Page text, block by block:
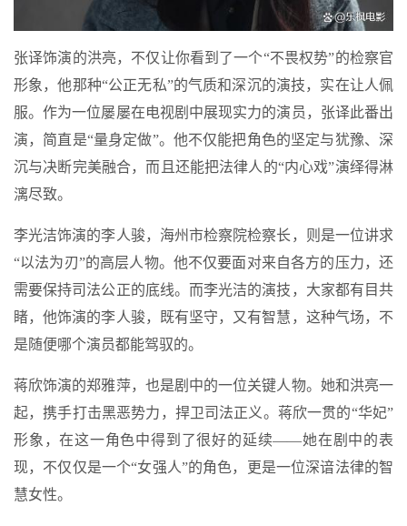
张译饰演的洪亮，不仅让你看到了一个“不畏权势”的检察官
形象，他那种“公正无私”的气质和深沉的演技，实在让人佩
服。作为一位屡屡在电视剧中展现实力的演员，张译此番出
演，简直是“量身定做”。他不仅能把角色的坚定与犹豫、深
沉与决断完美融合，而且还能把法律人的“内心戏”演绎得淋
漓尽致。
李光洁饰演的李人骏，海州市检察院检察长，则是一位讲求
“以法为刃”的高层人物。他不仅要面对来自各方的压力，还
需要保持司法公正的底线。而李光洁的演技，大家都有目共
睹，他饰演的李人骏，既有坚守，又有智慧，这种气场，不
是随便哪个演员都能驾驭的。
蒋欣饰演的郑雅萍，也是剧中的一位关键人物。她和洪亮一
起，携手打击黑恶势力，捍卫司法正义。蒋欣一贯的“华妃”
形象，在这一角色中得到了很好的延续——她在剧中的表
现，不仅仅是一个“女强人”的角色，更是一位深谙法律的智
慧女性。